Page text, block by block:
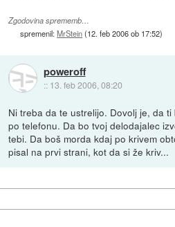
Zgodovina sprememb…
spremenil:MrStein(12. feb 2006 ob 17:52)
poweroff
:: 13. feb 2006, 08:20
Ni treba da te ustrelijo. Dovolj je, da
po telefonu. Da bo tvoj delodajalec
tebi. Da boš morda kdaj po krivem
pisal na prvi strani, kot da si že kriv...